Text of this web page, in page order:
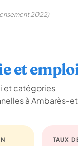
2022)
et
et catégories
à Ambarès-
TAUX